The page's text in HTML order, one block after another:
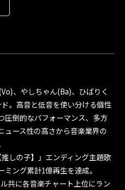
、やしちゃん(Ba)、ひばりく
。高音と低音を使い分ける個性
圧倒的なパフォーマンス、多方
ュース性の高さから音楽業界の
しの子】」エンディング主題歌
ミング累計1億再生を達成。
共に各音楽チャート上位にラン